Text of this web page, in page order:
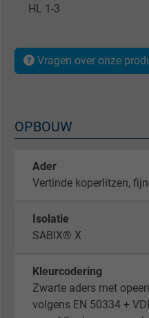
HL 1-3
Vragen over onze
OPBOUW
Ader
Vertinde koperlitzen,
Isolatie
SABIX® X
Kleurcodering
Zwarte aders met
volgens EN 50334 +